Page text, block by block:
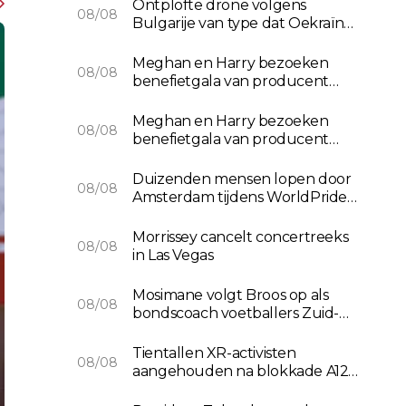
08/08
Ontplofte drone volgens
Bulgarije van type dat Oekraïne
08/08
Meghan en Harry bezoeken
benefietgala van producent
08/08
Meghan en Harry bezoeken
benefietgala van producent
08/08
Duizenden mensen lopen door
Amsterdam tijdens WorldPride
08/08
Morrissey cancelt concertreeks
in Las Vegas
08/08
Mosimane volgt Broos op als
bondscoach voetballers Zuid-
08/08
Tientallen XR-activisten
aangehouden na blokkade A12